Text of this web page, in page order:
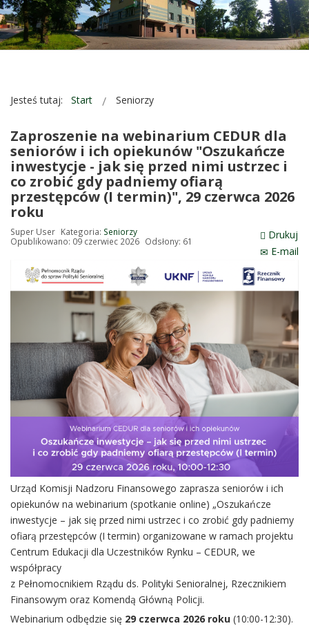
Jesteś tutaj: Start Seniorzy
Zaproszenie na webinarium CEDUR dla
seniorów i ich opiekunów "Oszukańcze
inwestycje - jak się przed nimi ustrzec i
co zrobić gdy padniemy ofiarą
przestępców (I termin)", 29 czerwca 2026
roku
Drukuj
E-mail
Super User Kategoria: Seniorzy
Opublikowano: 09 czerwiec 2026 Odsłony: 61
Urząd Komisji Nadzoru Finansowego zaprasza seniorów i ich
opiekunów na webinarium (spotkanie online) „Oszukańcze
inwestycje – jak się przed nimi ustrzec i co zrobić gdy padniemy
ofiarą przestępców (I termin) organizowane w ramach projektu
Centrum Edukacji dla Uczestników Rynku – CEDUR, we
współpracy
z Pełnomocnikiem Rządu ds. Polityki Senioralnej, Rzecznikiem
Finansowym oraz Komendą Główną Policji.
Webinarium odbędzie się 29 czerwca 2026 roku (10:00-12:30).